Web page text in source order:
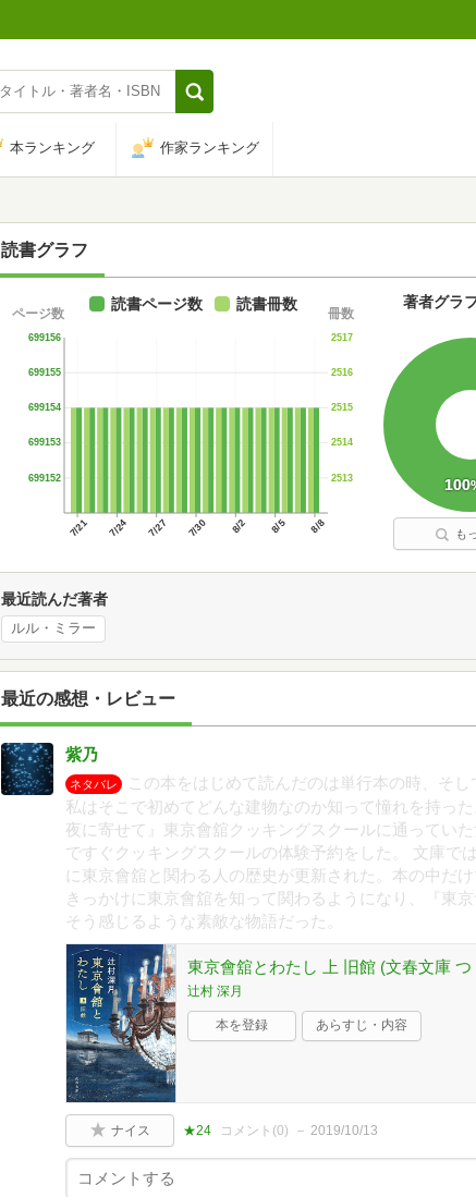
本ランキング 作家ランキング
読書グラフ
7/21 7/24 7/27 7/30 8/2 8/5 8/8
699152
699153
699154
699155
699156
ページ数
2513
2514
2515
2516
2517
冊数
読書ページ数 読書冊数
100
著者グラ
も
最近読んだ著者
ルル・ミラー
最近の感想・レビュー
紫乃
ネタバレ
この本をはじめて読んだのは単行本の時、そ
私はそこで初めてどんな建物なのか知って憧れを持っ
夜に寄せて』東京會舘クッキングスクールに通ってい
ですぐクッキングスクールの体験予約をした。 文庫で
に東京會舘と関わる人の歴史が更新された。本の中だ
きっかけに東京會舘を知って関わるようになり、『東
そう感じるような素敵な物語だった。
東京會舘とわたし 上 旧館 (文春文庫 つ
辻村 深月
本を登録 あらすじ・内容
ナイス ★24 コメント(0) 2019/10/13